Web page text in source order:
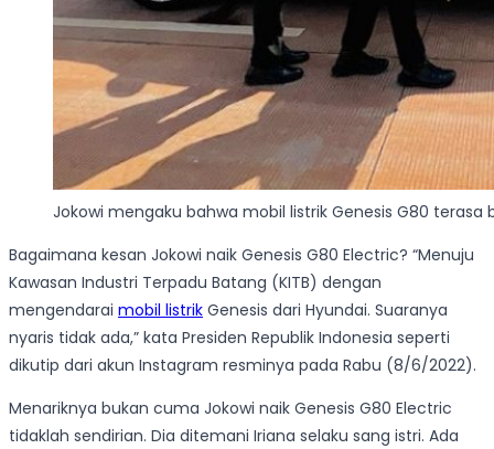
Jokowi mengaku bahwa mobil listrik Genesis G80 terasa
Bagaimana kesan Jokowi naik Genesis G80 Electric? “Menuju
Kawasan Industri Terpadu Batang (KITB) dengan
mengendarai mobil listrik Genesis dari Hyundai. Suaranya
nyaris tidak ada,” kata Presiden Republik Indonesia seperti
dikutip dari akun Instagram resminya pada Rabu (8/6/2022).
Menariknya bukan cuma Jokowi naik Genesis G80 Electric
tidaklah sendirian. Dia ditemani Iriana selaku sang istri. Ada